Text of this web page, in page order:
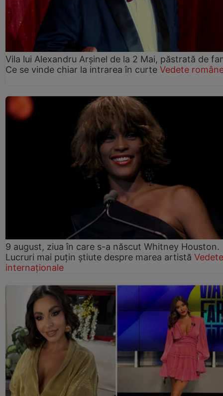
Vila lui Alexandru Arșinel de la 2 Mai, păstrată de
Ce se vinde chiar la intrarea în curte Vedete
9 august, ziua în care s-a născut Whitney Houston.
Lucruri mai puțin știute despre marea artistă Vedete
internaționale